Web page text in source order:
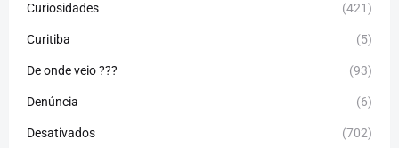
Curiosidades (421)
Curitiba (5)
De onde veio ??? (93)
Denúncia (6)
Desativados (702)